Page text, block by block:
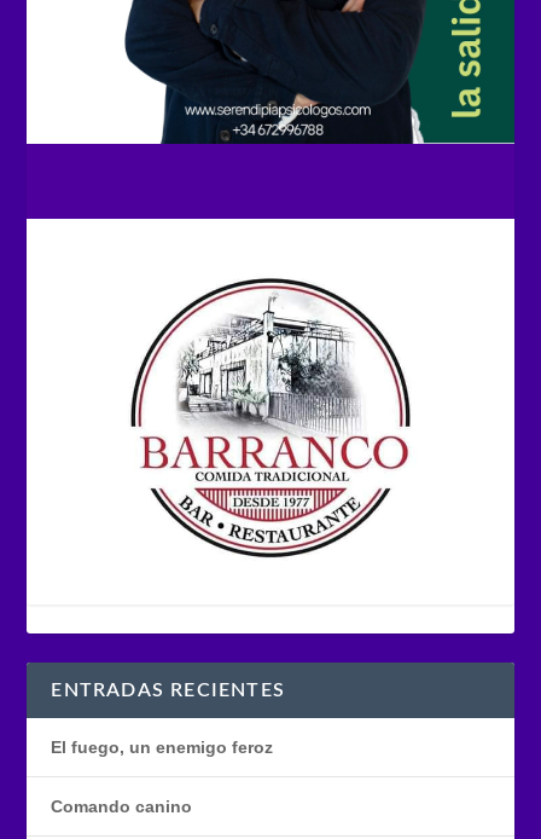
ENTRADAS RECIENTES
El fuego, un enemigo feroz
Comando canino